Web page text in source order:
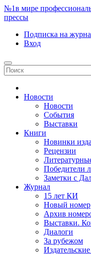
№1в мире
прессы
Подписка на
Вход
Новости
Новости
События
Выставки
Книги
Новинки
Рецензии
Победители
Заметки с
Журнал
15 лет КИ
Новый номер
Архив
Выставки.
Диалоги
За рубежом